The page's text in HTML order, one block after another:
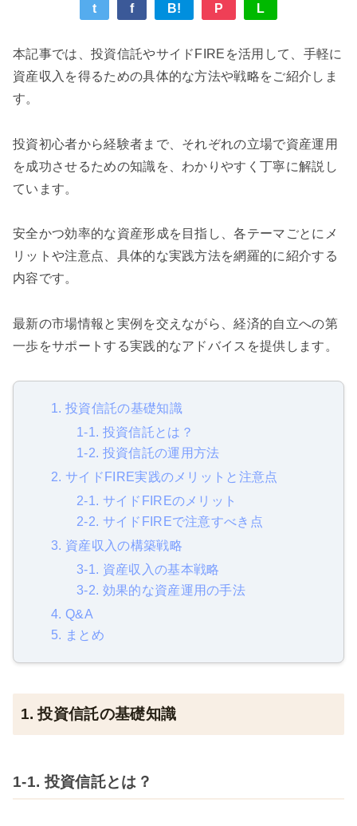
t f B! P L
本記事では、投資信託やサイドFIREを活用して、手軽に
資産収入を得るための具体的な方法や戦略をご紹介しま
す。
投資初心者から経験者まで、それぞれの立場で資産運用
を成功させるための知識を、わかりやすく丁寧に解説し
ています。
安全かつ効率的な資産形成を目指し、各テーマごとにメ
リットや注意点、具体的な実践方法を網羅的に紹介する
内容です。
最新の市場情報と実例を交えながら、経済的自立への第
一歩をサポートする実践的なアドバイスを提供します。
1. 投資信託の基礎知識
1-1. 投資信託とは？
1-2. 投資信託の運用方法
2. サイドFIRE実践のメリットと注意点
2-1. サイドFIREのメリット
2-2. サイドFIREで注意すべき点
3. 資産収入の構築戦略
3-1. 資産収入の基本戦略
3-2. 効果的な資産運用の手法
4. Q&A
5. まとめ
1. 投資信託の基礎知識
1-1. 投資信託とは？